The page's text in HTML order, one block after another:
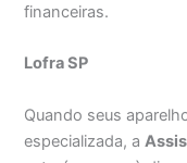
financeiras.
Lofra SP
Quando seus
especializada, a